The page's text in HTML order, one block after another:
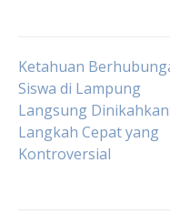
Navigasi
pos
Ketahuan
Siswa di Lampung
Langsung Dinikahkan:
Langkah Cepat yang
Kontroversial